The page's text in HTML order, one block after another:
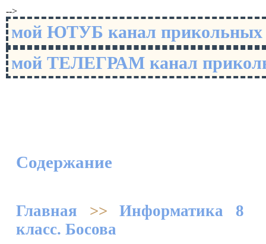
-->
мой ЮТУБ канал
мой ТЕЛЕГРАМ канал
Содержание
Главная >>Информатика 8
класс. Босова